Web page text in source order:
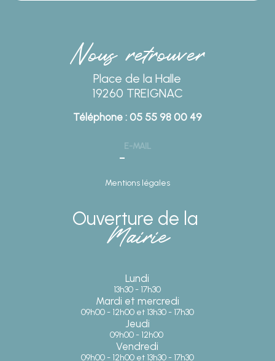
Nous retrouver
Place de la Halle
19260 TREIGNAC
Téléphone : 05 55 98 00 49
E-MAIL
Mentions légales
Ouverture de la
Mairie
Lundi
13h30 - 17h30
Mardi et mercredi
09h00 - 12h00 et 13h30 - 17h30
Jeudi
09h00 - 12h00
Vendredi
09h00 - 12h00 et 13h30 - 17h30